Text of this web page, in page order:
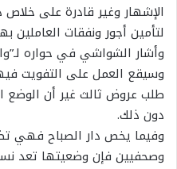
الإشهار وغير قادرة على
لتأمين أجور ونفقات العاملين
وأشار الشواشي في حواره
وسيقع العمل على التفويت
طلب عروض ثالث غير أن الوضع
دون ذلك.
وصحفيين فإن وضعيتها تعد